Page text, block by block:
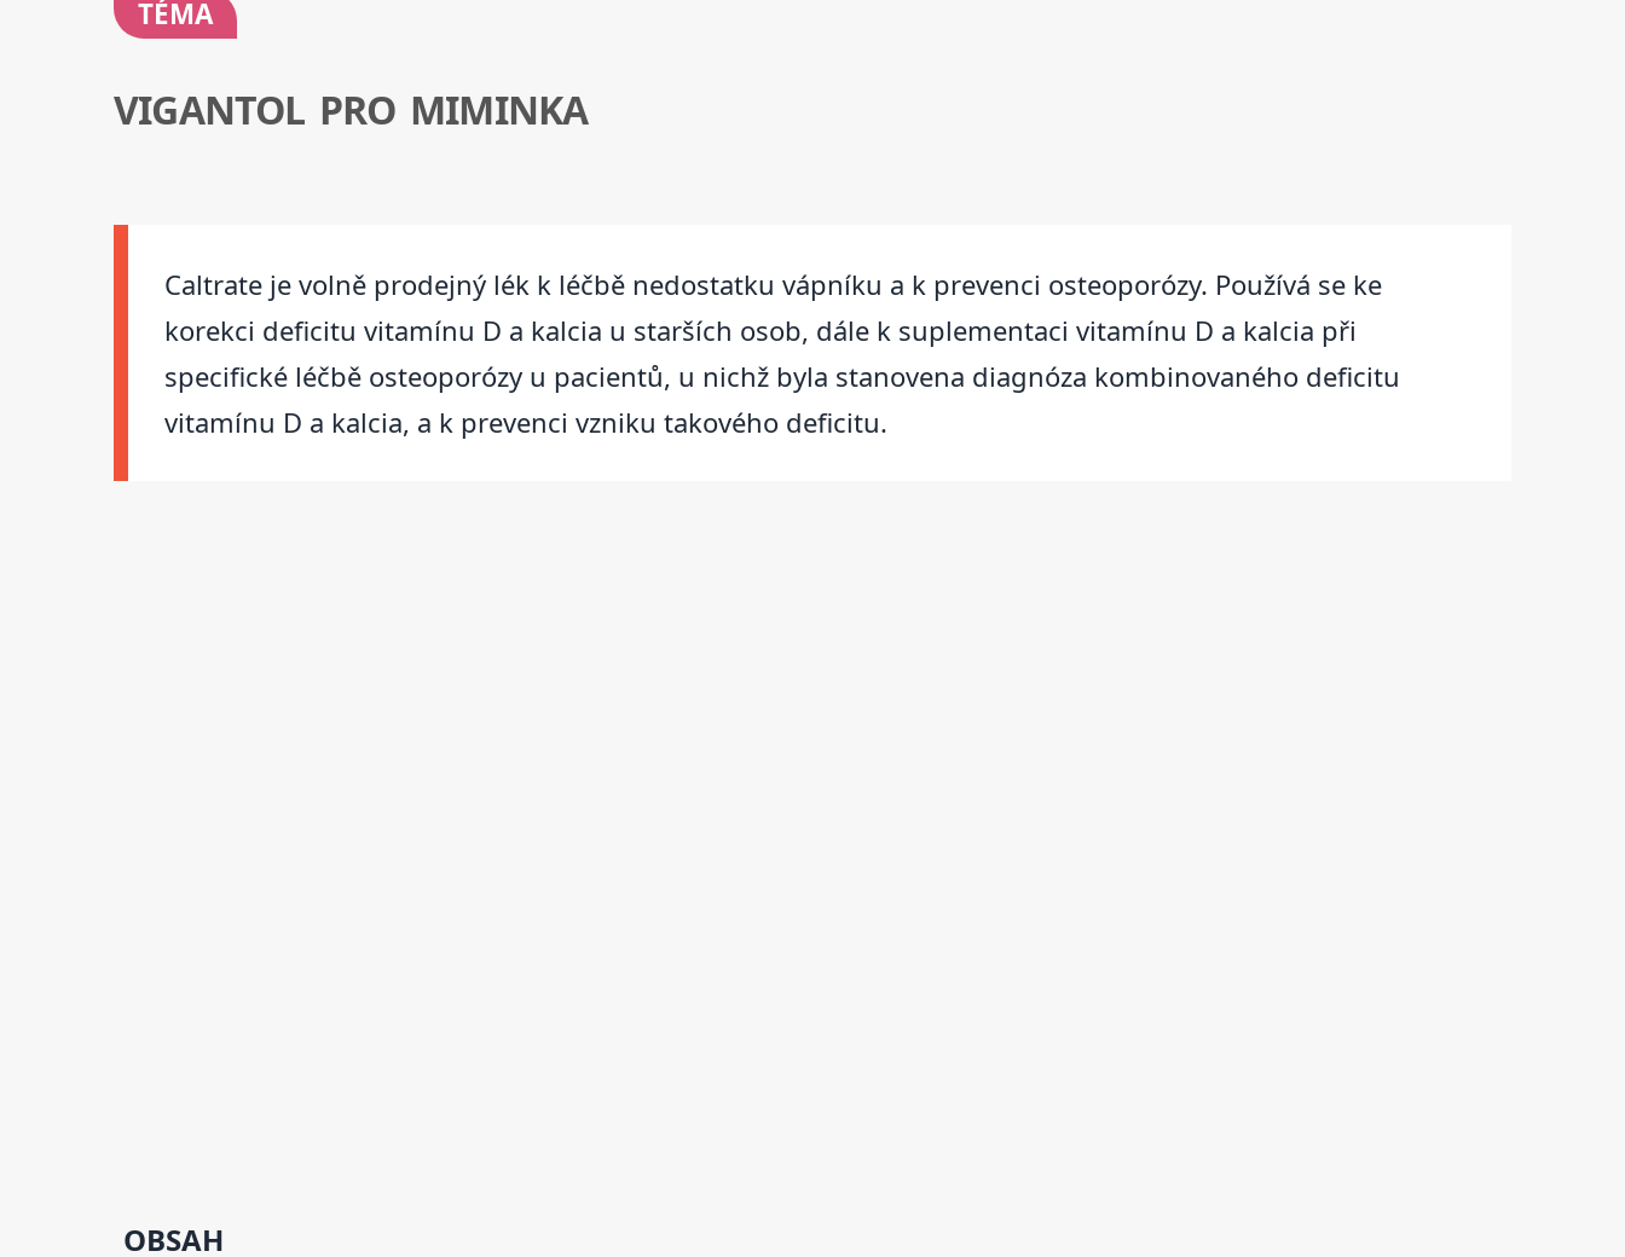
TÉMA
VIGANTOL PRO MIMINKA
Caltrate je volně prodejný lék k léčbě nedostatku vápníku a k prevenci osteoporózy. Používá se ke
korekci deficitu vitamínu D a kalcia u starších osob, dále k suplementaci vitamínu D a kalcia při
specifické léčbě osteoporózy u pacientů, u nichž byla stanovena diagnóza kombinovaného deficitu
vitamínu D a kalcia, a k prevenci vzniku takového deficitu.
OBSAH